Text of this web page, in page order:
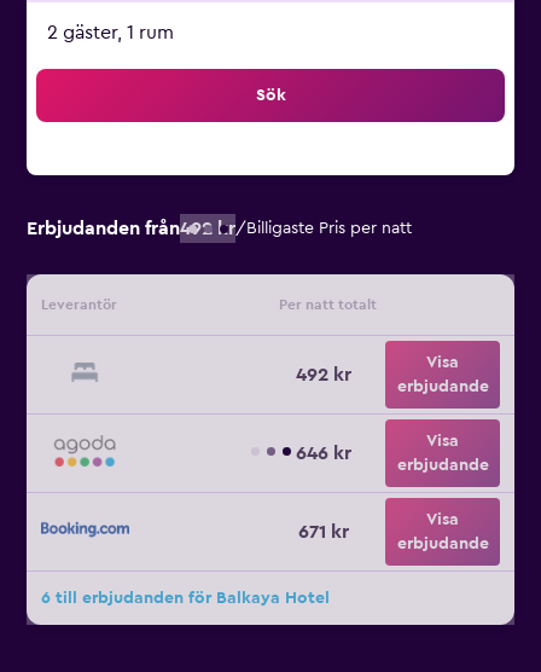
2 gäster, 1 rum
Sök
Erbjudanden från492 kr/ Billigaste Pris per natt
Leverantör Per natt totalt
492 kr
Visa
erbjudande
646 kr
Visa
erbjudande
671 kr
Visa
erbjudande
6 till erbjudanden för Balkaya Hotel